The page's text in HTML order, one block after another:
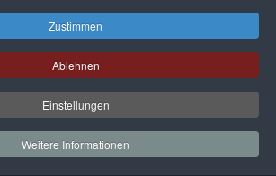
Zustimmen
Ablehnen
Einstellungen
Weitere Informationen